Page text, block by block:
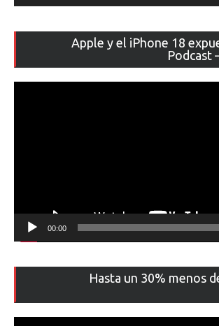
Apple y el iPhone 18
Podcast
00:00
Hasta un 30% menos